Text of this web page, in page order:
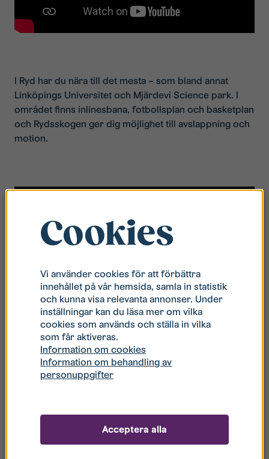
I Ryd har du nära till det mesta – som bland annat
Linköpings Universitet och Mjärdevi Science park. I
området finns inlinesbana, fotbollsplan och basketplan
och Rydsskogen ger dig möjlighet till avslappning och
motion.
Bostäderna på 1 till 5 rum och kök i två- och
trevåningshus ligger i anslutning till Ryds centrum.
barnavårdscentral, bibliotek och fritidsgård finns bara
Cookies
Vi använder cookies för att förbättra
innehållet på vår hemsida, samla in statistik
och kunna visa relevanta annonser. Under
inställningar kan du läsa mer om vilka
cookies som används och ställa in vilka
som får aktiveras.
Information om cookies
Information om behandling av
personuppgifter
Acceptera alla